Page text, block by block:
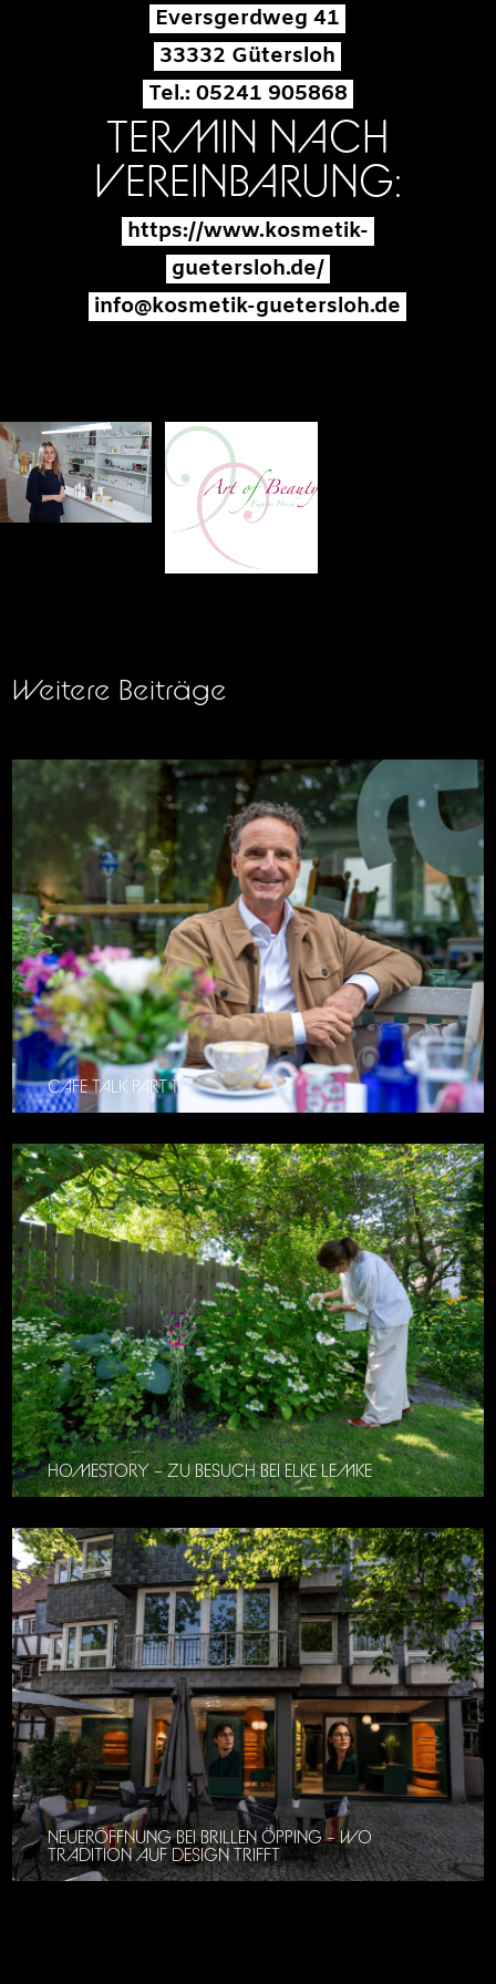
Eversgerdweg 41
33332 Gütersloh
Tel.: 05241 905868
TERMIN NACH
VEREINBARUNG:
https://www.kosmetik-
guetersloh.de/
info@kosmetik-guetersloh.de
Weitere Beiträge
CAFE TALK PART 11
HOMESTORY – ZU BESUCH BEI ELKE LEMKE
NEUERÖFFNUNG BEI BRILLEN ÖPPING – WO
TRADITION AUF DESIGN TRIFFT